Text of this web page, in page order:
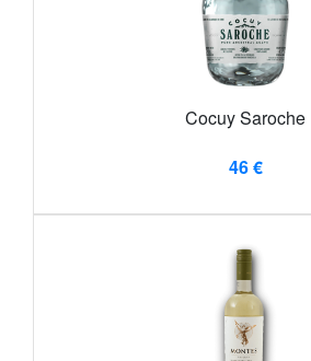
Cocuy Saroche
46 €